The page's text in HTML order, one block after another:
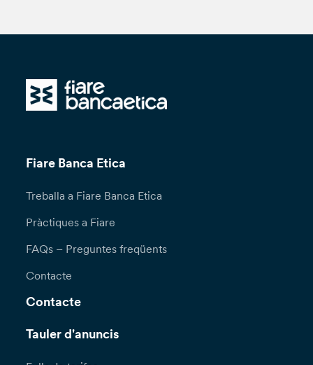
Fiare Banca Etica
Treballa a Fiare Banca Etica
Pràctiques a Fiare
FAQs – Preguntes freqüents
Contacte
Contacte
Tauler d'anuncis